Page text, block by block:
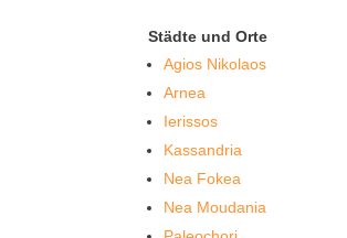
Städte und Orte
Agios Nikolaos
Arnea
Ierissos
Kassandria
Nea Fokea
Nea Moudania